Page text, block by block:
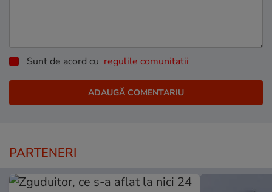
Sunt de acord cu regulile comunitatii
PARTENERI